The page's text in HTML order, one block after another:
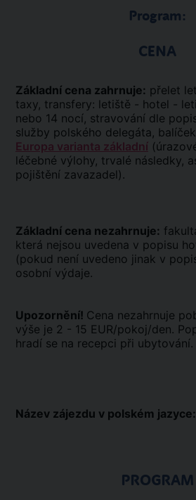
Program:
CENA
Základní cena zahrnuje: přelet
taxy, transfery: letiště - hotel -
nebo 14 nocí, stravování dle
služby polského delegáta, balíček
Europa varianta základní
léčebné výlohy, trvalé následky,
pojištění zavazadel).
Základní cena nezahrnuje:
která nejsou uvedena v popisu
(pokud není uvedeno jinak v
osobní výdaje.
Upozornění! Cena nezahrnuje
výše je 2 - 15 EUR/pokoj/den.
hradí se na recepci při ubytování.
Název zájezdu v polském jazyce:
PROGRAM